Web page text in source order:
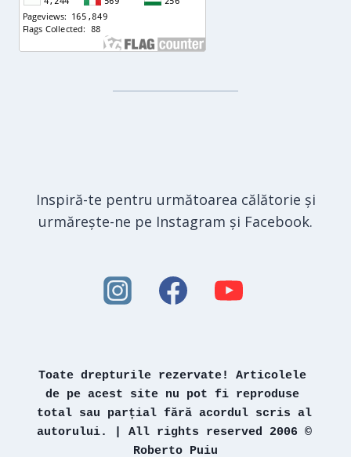
Inspiră-te pentru următoarea călătorie și
urmărește-ne pe Instagram și Facebook.
Toate drepturile rezervate! Articolele
de pe acest site nu pot fi reproduse
total sau parțial fără acordul scris al
autorului. | All rights reserved 2006 ©
Roberto Puiu